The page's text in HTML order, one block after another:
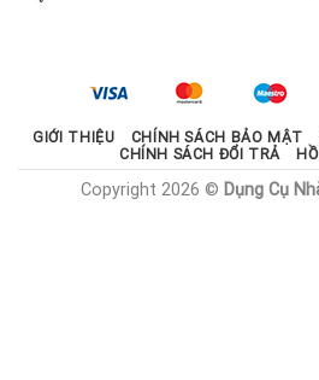
GIỚI THIỆU CHÍNH SÁCH BẢO MẬT
CHÍNH SÁCH ĐỔI TRẢ
Copyright 2026 © Dụng Cụ